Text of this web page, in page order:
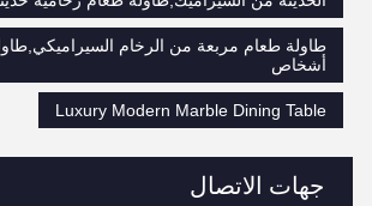
جهات الاتصال
طاولة طعام مربعة من الرخام
أشخاص
Luxury Modern Marble Dining Table